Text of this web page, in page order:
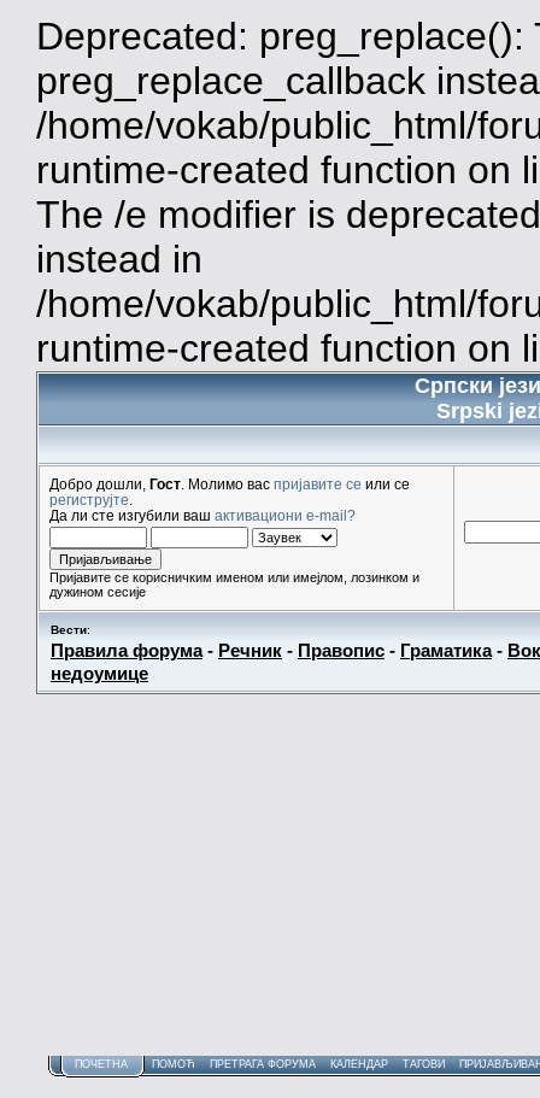
Deprecated:
preg_replace_callback
/home/vokab/public_html/
runtime-created function on
The /e modifier is
instead in
/home/vokab/public_html/
runtime-created function on
Српски
Srpski
Добро дошли, Гост . Молимо вас пријавите се или се
региструјте
Да ли сте изгубили ваш активациони e-mail?
Пријавите се корисничким именом или имејлом, лозинком и
дужином сесије
Вести:
Правила форума- Речник - Правопис - Граматика-
недоумице
ПОЧЕТНА ПОМОЋ ПРЕТРАГА ФОРУМА КАЛЕНДАР ТАГОВИ